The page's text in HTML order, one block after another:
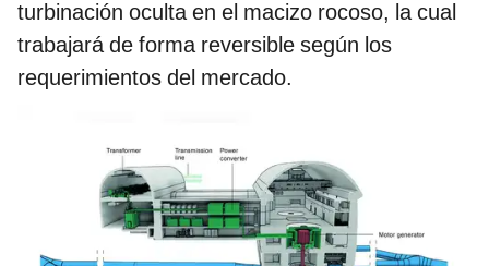
turbinación oculta en el macizo rocoso, la cual
trabajará de forma reversible según los
requerimientos del mercado.